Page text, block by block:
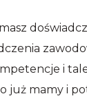
i
już mamy i